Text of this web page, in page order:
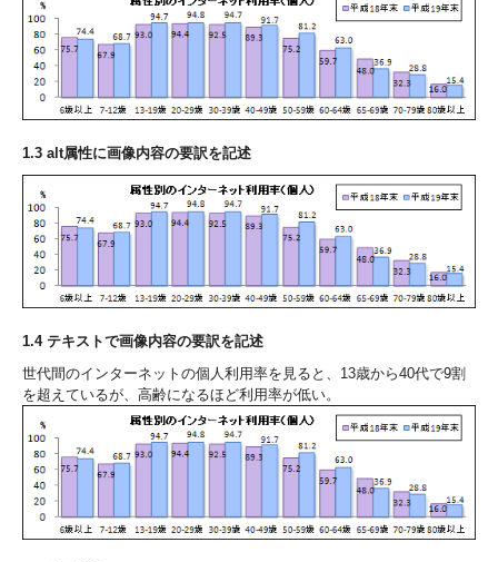
1.3 alt属性に画像内容の要訳を記述
1.4 テキストで画像内容の要訳を記述
世代間のインターネットの個人利用率を見ると、13歳から40代で9割
を超えているが、高齢になるほど利用率が低い。